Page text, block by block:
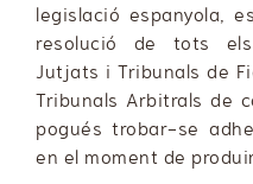
legislació espanyola,
resolució de tots
Jutjats i Tribunals de
Tribunals Arbitrals de
pogués trobar-se
en el moment de